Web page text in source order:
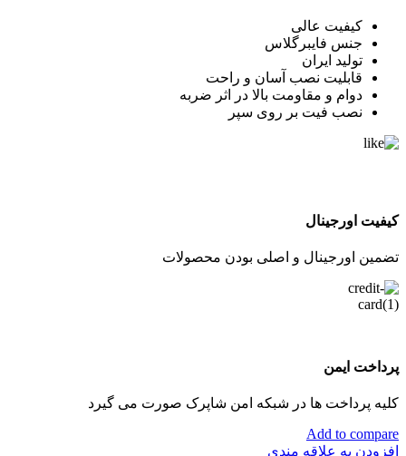
کیفیت عالی
جنس فایبرگلاس
تولید ایران
قابلیت نصب آسان و راحت
دوام و مقاومت بالا در اثر ضربه
نصب فیت بر روی سپر
کیفیت اورجینال
تضمین اورجینال و اصلی بودن محصولات
پرداخت ایمن
کلیه پرداخت ها در شبکه امن شاپرک صورت می گیرد
Add to compare
افزودن به علاقه مندی